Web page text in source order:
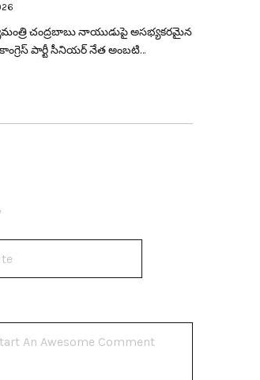
చంద్ర‌బాబు నాయుడుపై అస‌భ్య‌క‌ర‌మైన
పార్టీ సీనియ‌ర్ నేత అంబ‌టి…